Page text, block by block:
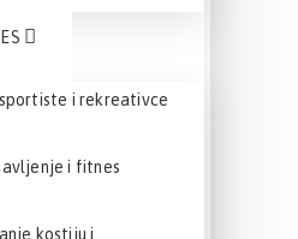
i rekreativce
i fitnes
kostiju i